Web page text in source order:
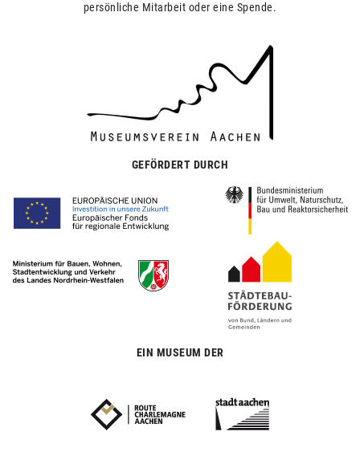
persönliche Mitarbeit oder eine Spende.
GEFÖRDERT DURCH
EIN MUSEUM DER